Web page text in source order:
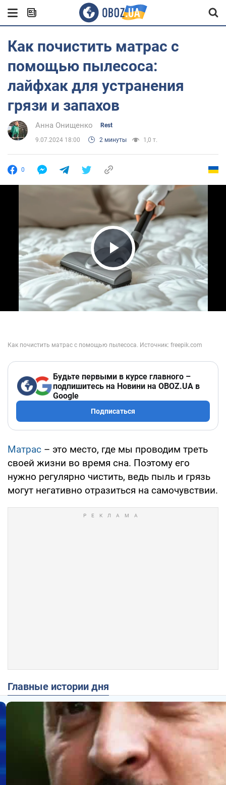
Как почистить матрас с
помощью пылесоса:
лайфхак для устранения
грязи и запахов
Анна Онищенко Rest
9.07.2024 18:00 2 минуты 1,0 т.
0
Play Video
Будьте первыми в курсе главного –
подпишитесь на Новини на OBOZ.UA в
Google
Подписаться
Матрас – это место, где мы проводим треть
своей жизни во время сна. Поэтому его
нужно регулярно чистить, ведь пыль и грязь
могут негативно отразиться на самочувствии.
Главные истории дня